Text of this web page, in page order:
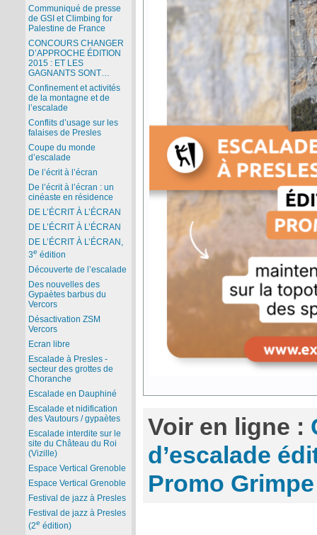
Voir en ligne :
d’escalade
Promo Grimpe
Communiqué de presse
de GSI et Climbing for
Palestine de France
CONCOURS CHANGER
D’APPROCHE ÉDITION
2015 : ET LES
GAGNANTS SONT…
Confinement et activités
de la montagne et de
l’escalade
Conflits d’usage sur les
falaises de Presles
Coupe du monde
d’escalade
De l’écrit à l’écran
De l’écrit à l’écran : un
cinéaste en résidence
DE L’ÉCRIT À L’ÉCRAN
DE L’ÉCRIT À L’ÉCRAN
DE L’ÉCRIT À L’ÉCRAN,
3e édition
Découverte de l’escalade
Des nouvelles des
Gypaètes barbus du
Vercors
Désactivation ZSM
Vercors
Ecran libre
Escalade à Presles -
secteur des grottes de
Choranche
Escalade en Dauphiné
Escalade et nidification
des Vautours / gypaètes
Escalade interdite sur le
site du Château du Roi
(Vizille)
Espace Vertical Grenoble
Espace Vertical Grenoble
Festival de jazz à Presles
Festival de jazz à Presles
(2e édition)